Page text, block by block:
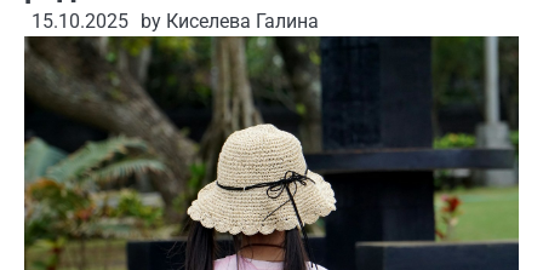
15.10.2025 by Киселева Галина